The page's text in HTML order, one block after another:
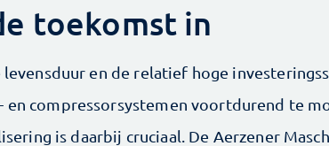
toekomst in
levensduur en de relatief hoge
en compressorsystemen voortdurend te
is daarbij cruciaal. De Aerzener